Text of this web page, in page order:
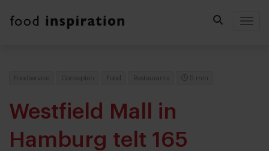
Foodservice Concepten Food Restaurants 5 min
Westfield Mall in
Hamburg telt 165